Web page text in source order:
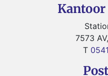
Kantoor
7573
T